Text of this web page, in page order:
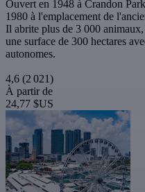
Ouvert en 1948 à Crandon
1980 à l'emplacement de
Il abrite plus de 3 000
une surface de 300 hectares
autonomes.
4,6 (2 021)
À partir de
24,77 $US